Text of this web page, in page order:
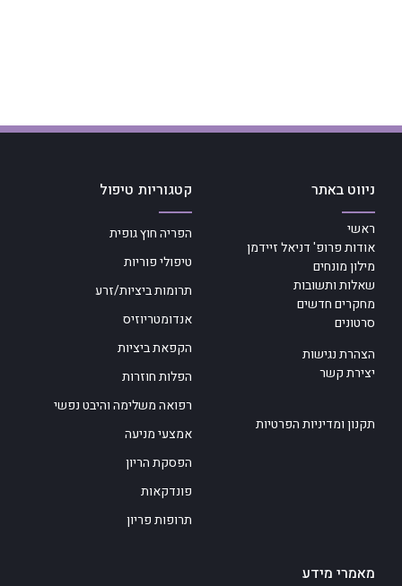
ניווט באתר
ראשי
אודות פרופ' דניאל זיידמן
מילון מונחים
שאלות ותשובות
מחקרים חדשים
סרטונים
הצהרת נגישות
יצירת קשר
תקנון ומדיניות הפרטיות
קטגוריות טיפול
הפריה חוץ גופית
טיפולי פוריות
תרומות ביציות/זרע
אנדומטריוזיס
הקפאת ביציות
הפלות חוזרות
רפואה משלימה והיבט נפשי
אמצעי מניעה
הפסקת הריון
פונדקאות
תרופות פריון
מאמרי מידע